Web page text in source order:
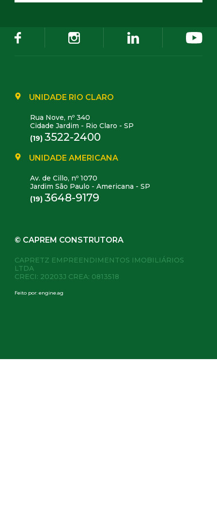
UNIDADE RIO CLARO
Rua Nove, nº 340
Cidade Jardim - Rio Claro - SP
(19) 3522-2400
UNIDADE AMERICANA
Av. de Cillo, nº 1070
Jardim São Paulo - Americana - SP
(19) 3648-9179
© CAPREM CONSTRUTORA
CAPRETZ EMPREENDIMENTOS IMOBILIÁRIOS
LTDA
CRECI: 20203J CREA: 0813518
Feito por: engine.ag